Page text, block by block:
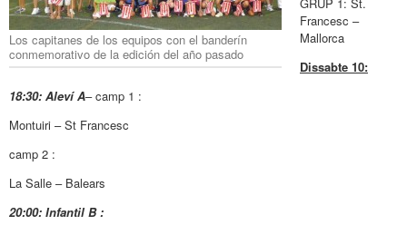
Los capitanes de los equipos con el banderín
conmemorativo de la edición del año pasado
Francesc –
Mallorca
Dissabte 10:
18:30: Aleví A– camp 1 :
Montuiri – St Francesc
camp 2 :
La Salle – Balears
20:00: Infantil B :